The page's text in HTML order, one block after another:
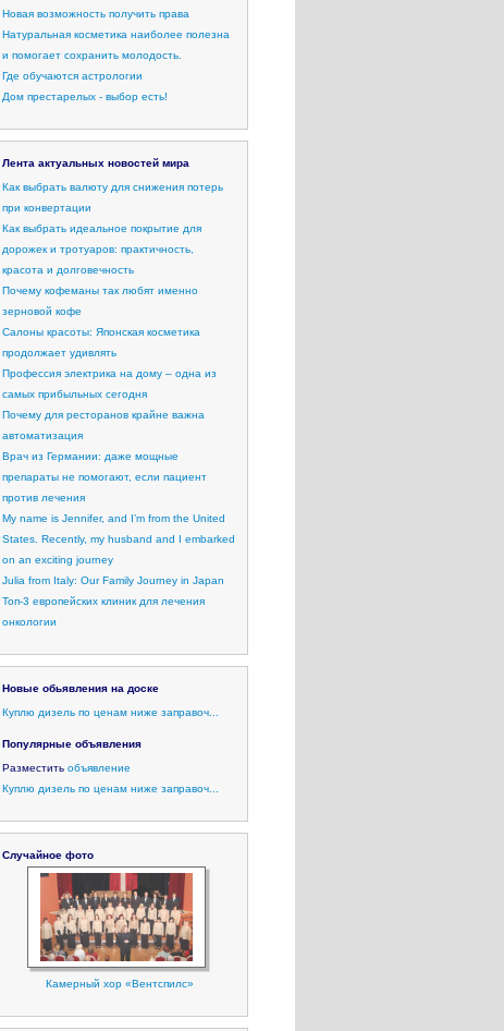
Новая возможность получить права
Натуральная косметика наиболее полезна
и помогает сохранить молодость.
Где обучаются астрологии
Дом престарелых - выбор есть!
Лента актуальных новостей мира
Как выбрать валюту для снижения потерь
при конвертации
Как выбрать идеальное покрытие для
дорожек и тротуаров: практичность,
красота и долговечность
Почему кофеманы так любят именно
зерновой кофе
Салоны красоты: Японская косметика
продолжает удивлять
Профессия электрика на дому – одна из
самых прибыльных сегодня
Почему для ресторанов крайне важна
автоматизация
Врач из Германии: даже мощные
препараты не помогают, если пациент
против лечения
My name is Jennifer, and I’m from the United
States. Recently, my husband and I embarked
on an exciting journey
Julia from Italy: Our Family Journey in Japan
Топ-3 европейских клиник для лечения
онкологии
Новые обьявления на доске
Куплю дизель по ценам ниже заправоч...
Популярные объявления
Разместить объявление
Куплю дизель по ценам ниже заправоч...
Случайное фото
Камерный хор «Вентспилс»